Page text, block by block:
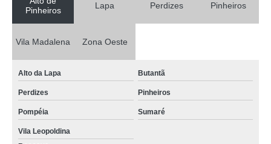
veterinário para gatos Jardim Vera Cruz
onde marcar veterinário para gato Vila Madalena
onde agendar veterinário especializado em felinos Sumarezinho
Pinheiros
Lapa Perdizes Pinheiros
Vila Madalena Zona Oeste
Alto da Lapa Butantã
Perdizes Pinheiros
Pompéia Sumaré
Vila Leopoldina